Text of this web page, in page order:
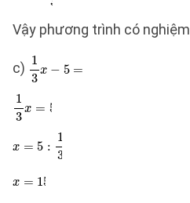
Vậy phương trình có nghiệm
c)